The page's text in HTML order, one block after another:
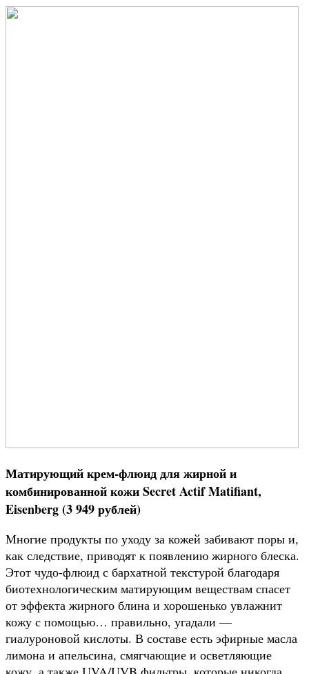
Матирующий крем-флюид для жирной и
комбинированной кожи Secret Actif Matifiant,
Eisenberg (3 949 рублей)
Многие продукты по уходу за кожей забивают поры и,
как следствие, приводят к появлению жирного блеска.
Этот чудо-флюид с бархатной текстурой благодаря
биотехнологическим матирующим веществам спасет
от эффекта жирного блина и хорошенько увлажнит
кожу с помощью… правильно, угадали —
гиалуроновой кислоты. В составе есть эфирные масла
лимона и апельсина, смягчающие и осветляющие